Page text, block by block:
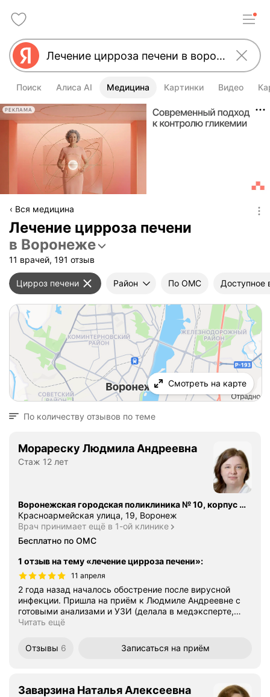
Поиск Алиса AI Медицина Картинки Видео
РЕКЛАМА
Вся медицина
Лечение цирроза печени
в Воронеже
11 врачей, 191 отзыв
Цирроз печени Район По ОМС Доступное
Смотреть на карте
По количеству отзывов по теме
Морареску Людмила Андреевна
Стаж 12 лет
Воронежская городская поликлиника № 10, корпус № 1
Красноармейская улица, 19, Воронеж
Врач принимает ещё в 1-ой клинике
Бесплатно по ОМС
1 отзыв на тему «лечение цирроза печени»:
11 апреля
2 года назад началось обострение после вирусной
инфекции. Пришла на приём к Людмиле Андреевне с
готовыми анализами и УЗИ (делала в медэксперте,…
Читать ещё
Отзывы 6 Записаться на приём
Заварзина Наталья Алексеевна